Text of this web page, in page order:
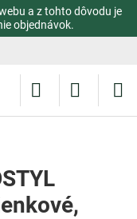
a z tohto dôvodu je
objednávok.